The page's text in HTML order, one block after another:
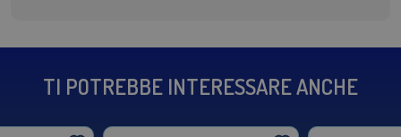
TI POTREBBE INTERESSARE ANCHE